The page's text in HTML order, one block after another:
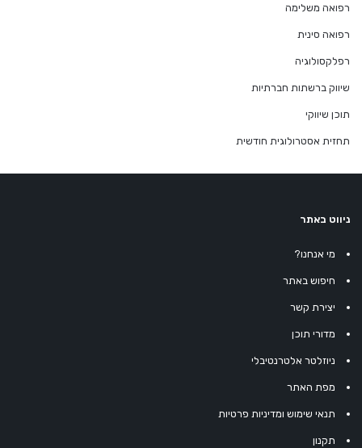
רפואה משלימה
רפואה סינית
רפלקסולוגיה
שיווק ברשתות חברתיות
תוכן שיווקי
תחזית אסטרולוגית חודשית
ניווט באתר
מי אנחנו?
חיפוש באתר
יצירת קשר
מדורי תוכן
ניוזלטר אלטרנטיבלי
מפת האתר
תנאי שימוש ומדיניות פרטיות
תקנון